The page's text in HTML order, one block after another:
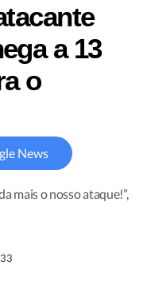
a 13
o
News
mais o nosso ataque!”,